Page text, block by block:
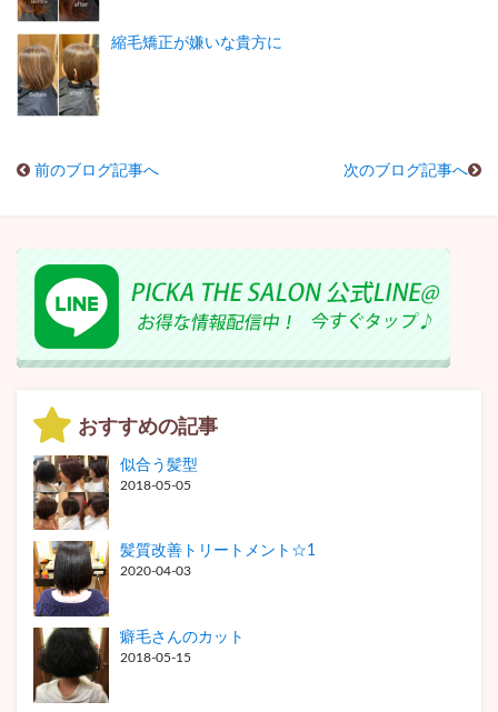
縮毛矯正が嫌いな貴方に
前のブログ記事へ 次のブログ記事へ
おすすめの記事
似合う髪型
2018-05-05
髪質改善トリートメント☆1
2020-04-03
癖毛さんのカット
2018-05-15